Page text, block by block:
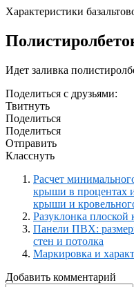
Характеристики
Идет заливка
Поделиться с друзьями:
Твитнуть
Поделиться
Поделиться
Отправить
Класснуть
Расчет
крыши в процентах
крыши и
Разуклонка плоской
Панели ПВХ:
стен и потолка
Маркировка и
Добавить комментарий